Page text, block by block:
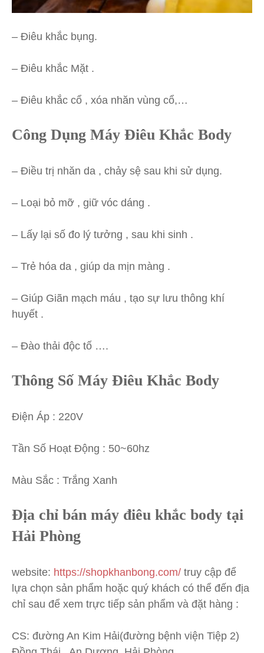
– Điêu khắc bụng.
– Điêu khắc Mặt .
– Điêu khắc cổ , xóa nhăn vùng cổ,…
Công Dụng Máy Điêu Khắc Body
– Điều trị nhăn da , chảy sệ sau khi sử dụng.
– Loại bỏ mỡ , giữ vóc dáng .
– Lấy lại số đo lý tưởng , sau khi sinh .
– Trẻ hóa da , giúp da mịn màng .
– Giúp Giãn mạch máu , tạo sự lưu thông khí
huyết .
– Đào thải độc tố ….
Thông Số Máy Điêu Khắc Body
Điện Áp : 220V
Tần Số Hoạt Động : 50~60hz
Màu Sắc : Trắng Xanh
Địa chỉ bán máy điêu khắc body tại
Hải Phòng
website: https://shopkhanbong.com/ truy cập để
lựa chọn sản phẩm hoặc quý khách có thể đến địa
chỉ sau để xem trực tiếp sản phẩm và đặt hàng :
CS: đường An Kim Hải(đường bệnh viện Tiệp 2)